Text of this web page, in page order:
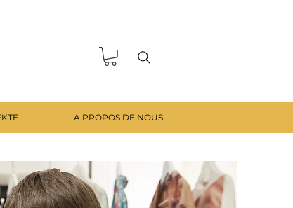
A PROPOS DE NOUS